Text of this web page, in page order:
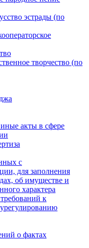
эстрады (по
творчество (по
акты в сфере
с
для заполнения
об имуществе и
характера
к
о фактах